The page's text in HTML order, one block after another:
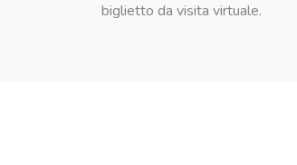
biglietto da visita virtuale.